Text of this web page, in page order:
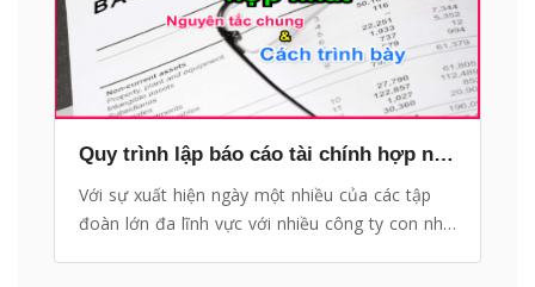
Quy trình lập báo cáo tài chính hợp nhất và các nguyên tắc chung cần nắm
Với sự xuất hiện ngày một nhiều của các tập
đoàn lớn đa lĩnh vực với nhiều công ty con như